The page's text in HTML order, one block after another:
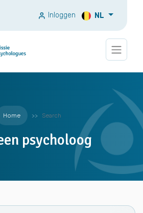
Inloggen NL
Home Search
psycholoog